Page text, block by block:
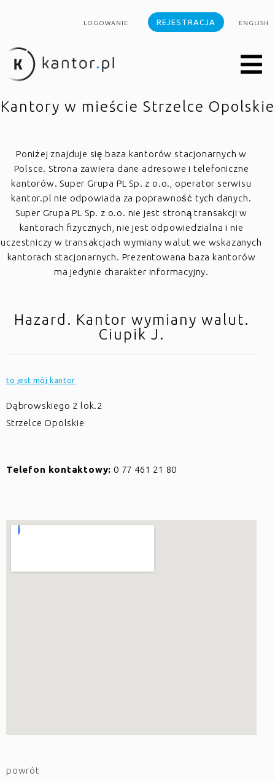
LOGOWANIE REJESTRACJA ENGLISH
Kantory w mieście Strzelce Opolskie
Poniżej znajduje się baza kantorów stacjonarnych w
Polsce. Strona zawiera dane adresowe i telefoniczne
kantorów. Super Grupa PL Sp. z o.o., operator serwisu
kantor.pl nie odpowiada za poprawność tych danych.
Super Grupa PL Sp. z o.o. nie jest stroną transakcji w
kantorach fizycznych, nie jest odpowiedzialna i nie
uczestniczy w transakcjach wymiany walut we wskazanych
kantorach stacjonarnych. Prezentowana baza kantorów
ma jedynie charakter informacyjny.
Hazard. Kantor wymiany walut.
Ciupik J.
to jest mój kantor
Dąbrowskiego 2 lok.2
Strzelce Opolskie
Telefon kontaktowy: 0 77 461 21 80
powrót